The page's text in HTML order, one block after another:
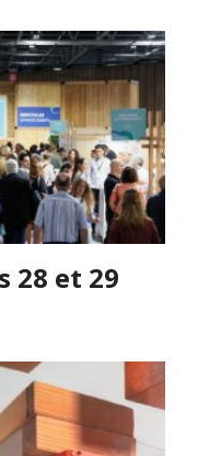
28 et 29